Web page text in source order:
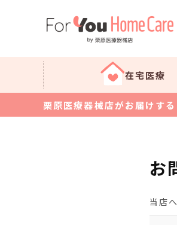
在宅医療
栗原医療器械店がお届けす
お
当店